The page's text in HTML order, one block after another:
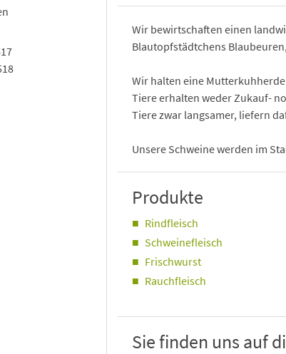
Wir bewirtschaften einen
Blautopfstädtchens
Wir halten eine
Tiere erhalten weder Zukauf-
Tiere zwar langsamer, liefern
Unsere Schweine werden im
Produkte
Rindfleisch
Schweinefleisch
Frischwurst
Rauchfleisch
Sie finden uns auf